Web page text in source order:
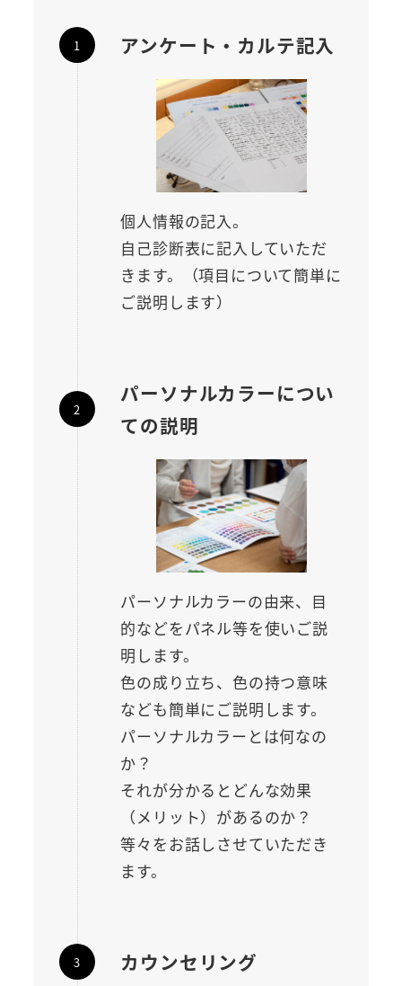
アンケート・カルテ記入
個人情報の記入。
自己診断表に記入していただ
きます。（項目について簡単に
ご説明します）
パーソナルカラーについ
ての説明
パーソナルカラーの由来、目
的などをパネル等を使いご説
明します。
色の成り立ち、色の持つ意味
なども簡単にご説明します。
パーソナルカラーとは何なの
か？
それが分かるとどんな効果
（メリット）があるのか？
等々をお話しさせていただき
ます。
カウンセリング